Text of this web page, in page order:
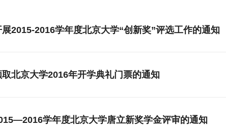
展2015-2016学年度北京大学“创新奖”评选工作的通知
取北京大学2016年开学典礼门票的通知
学年度北京大学唐立新奖学金评审的通知